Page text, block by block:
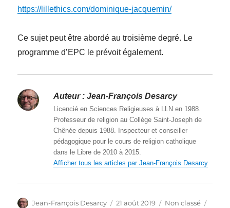
https://lillethics.com/dominique-jacquemin/
Ce sujet peut être abordé au troisième degré. Le
programme d’EPC le prévoit également.
Auteur : Jean-François Desarcy
Licencié en Sciences Religieuses à LLN en 1988.
Professeur de religion au Collège Saint-Joseph de
Chênée depuis 1988. Inspecteur et conseiller
pédagogique pour le cours de religion catholique
dans le Libre de 2010 à 2015.
Afficher tous les articles par Jean-François Desarcy
Auteur
Jean-François Desarcy
Publié
21 août 2019 Catégories
Non classé